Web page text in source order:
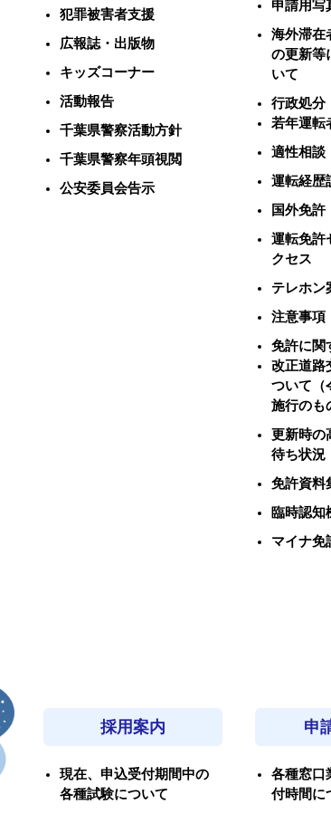
犯罪被害者支援
広報誌・出版物
キッズコーナー
活動報告
千葉県警察活動方針
千葉県警察年頭視閲
公安委員会告示
申請用写
海外滞在
の更新等
いて
行政処分
若年運転
適性相談
運転経歴
国外免許
運転免許
クセス
テレホン
注意事項
免許に関
改正道路
ついて（
施行のも
更新時の
待ち状況
免許資料
臨時認知
マイナ免
採用案内
現在、申込受付期間中の
各種試験について
申
各種窓口
付時間に